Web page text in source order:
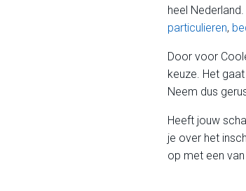
heel
particulieren,
Door voor
keuze. Het
Neem dus
Heeft jouw
je over het
op met een